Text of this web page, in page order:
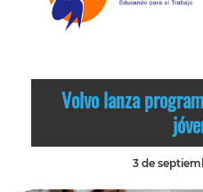
Volvo lanza
3 de